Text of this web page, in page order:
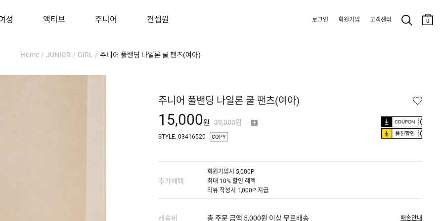
성 액티브 주니어 컨셉원 로그인 회원가입 고객센터 0
Home / JUNIOR / GIRL / 주니어 풀밴딩 나일론 쿨 팬츠(여아)
주니어 풀밴딩 나일론 쿨 팬츠(여아)
15,000원 39,800원
플친할인
STYLE. 03416520 COPY
추가혜택
회원가입시 5,000P
최대 10% 할인 혜택
리뷰 작성시 1,000P 지급
배송비 총 주문 금액 5,000원 이상 무료배송 배송안내